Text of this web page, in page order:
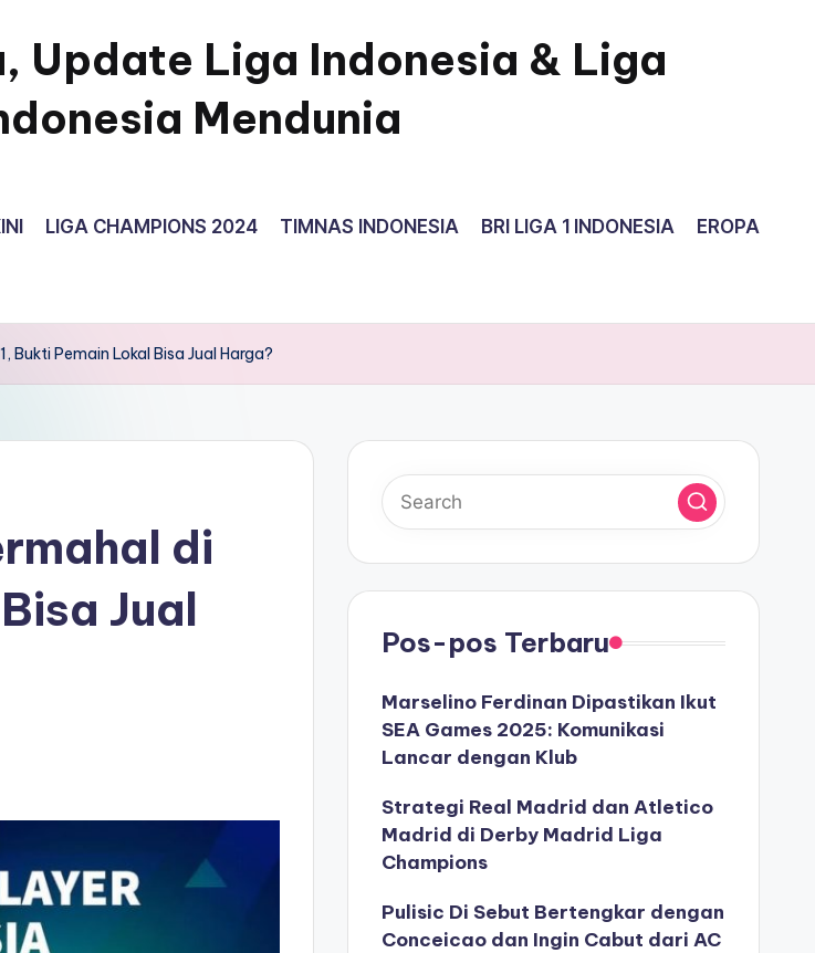
Update Liga Indonesia & Liga
Mendunia
LIGA CHAMPIONS 2024 TIMNAS INDONESIA BRI LIGA 1 INDONESIA EROPA
Bukti Pemain Lokal Bisa Jual Harga?
di
Jual
Pos-pos Terbaru
Marselino Ferdinan Dipastikan Ikut
SEA Games 2025: Komunikasi
Lancar dengan Klub
Strategi Real Madrid dan Atletico
Madrid di Derby Madrid Liga
Champions
Pulisic Di Sebut Bertengkar dengan
Conceicao dan Ingin Cabut dari AC